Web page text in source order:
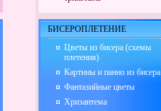
БИСЕРОПЛЕТЕНИЕ
Цветы из бисера (схемы
плетения)
Картины и панно из бисера
Фантазийные цветы
Хризантема